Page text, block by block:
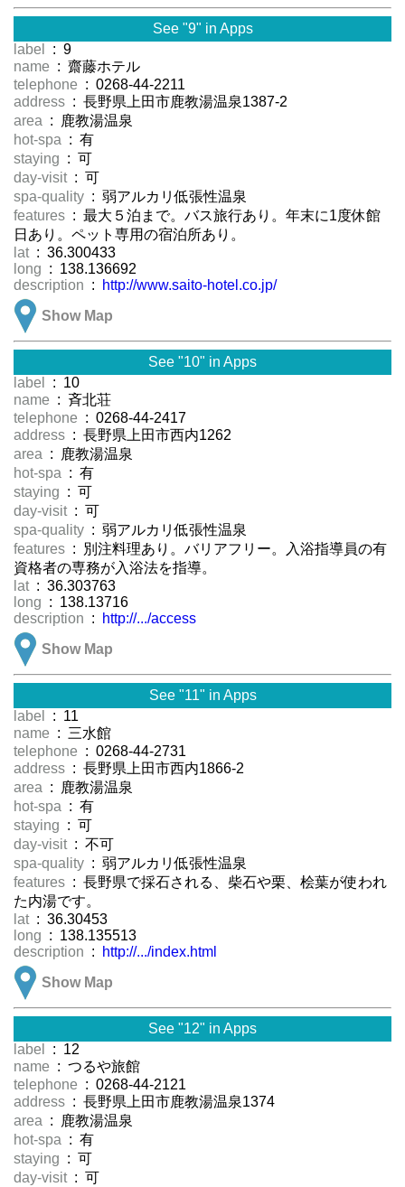
See "9" in Apps
label
: 9
name : 齋藤ホテル
telephone : 0268-44-2211
address : 長野県上田市鹿教湯温泉1387-2
area : 鹿教湯温泉
hot-spa : 有
staying : 可
day-visit : 可
spa-quality : 弱アルカリ低張性温泉
features : 最大５泊まで。バス旅行あり。年末に1度休館
日あり。ペット専用の宿泊所あり。
lat : 36.300433
long : 138.136692
description :
http://www.saito-hotel.co.jp/
Show Map
See "10" in Apps
label
: 10
name : 斉北荘
telephone : 0268-44-2417
address : 長野県上田市西内1262
area : 鹿教湯温泉
hot-spa : 有
staying : 可
day-visit : 可
spa-quality : 弱アルカリ低張性温泉
features : 別注料理あり。バリアフリー。入浴指導員の有
資格者の専務が入浴法を指導。
lat : 36.303763
long : 138.13716
description :
http://.../access
Show Map
See "11" in Apps
label
: 11
name : 三水館
telephone : 0268-44-2731
address : 長野県上田市西内1866-2
area : 鹿教湯温泉
hot-spa : 有
staying : 可
day-visit : 不可
spa-quality : 弱アルカリ低張性温泉
features : 長野県で採石される、柴石や栗、桧葉が使われ
た内湯です。
lat : 36.30453
long : 138.135513
description :
http://.../index.html
Show Map
See "12" in Apps
label
: 12
name : つるや旅館
telephone : 0268-44-2121
address : 長野県上田市鹿教湯温泉1374
area : 鹿教湯温泉
hot-spa : 有
staying : 可
day-visit : 可